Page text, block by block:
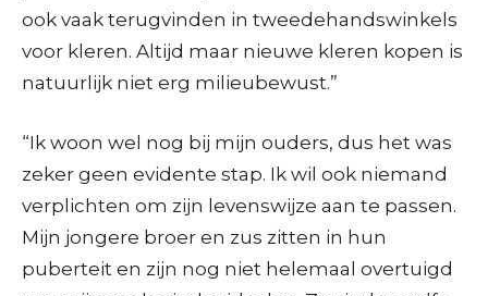
ook vaak terugvinden in tweedehandswinkels
voor kleren. Altijd maar nieuwe kleren kopen is
natuurlijk niet erg milieubewust.”
“Ik woon wel nog bij mijn ouders, dus het was
zeker geen evidente stap. Ik wil ook niemand
verplichten om zijn levenswijze aan te passen.
Mijn jongere broer en zus zitten in hun
puberteit en zijn nog niet helemaal overtuigd